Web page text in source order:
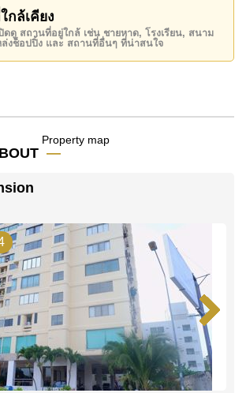
อมสปาและซาวน่าริมชายหาด และ
7-Eleven ขนาดใหญ่
5 ได้กลายเป็นถนนที่คึกคักในตัวเอง
ร์ตบาร์ อาหารนานาชาติหลากหลาย
ถใช้สระว่ายน้ำรวม ฟิตเนส ร้าน
มาร์ท และบริการซักรีดส่วนกลาง
ความปลอดภัย 24 ชั่วโมง
สะดวกในชีวิตประจำวันอยู่ไม่ไกล ทั้ง
ถึงชายหาดได้ง่าย ซูเปอร์มาร์เก็ตฟรี
าร์ท
แหล่งท่องเที่ยวมากมาย เช่น หาด
เทียน หาดพระตำหนัก หาดคอสซี่
รีท เซ็นทรัลเฟสติวัลพัทยาบีช และ
ลาซ่า
กล้เคียง
ดดู สถานที่อยู่ใกล้ เช่น ชายหาด, โรงเรียน, สนาม
งช็อปปิ้ง และ สถานที่อื่นๆ ที่น่าสนใจ